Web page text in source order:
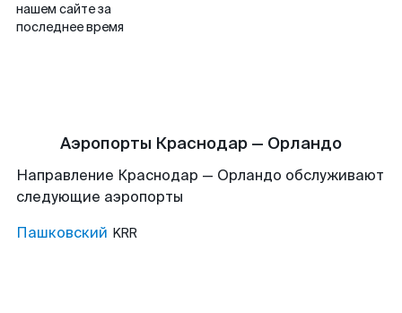
нашем сайте за
последнее время
Аэропорты Краснодар — Орландо
Направление Краснодар — Орландо обслуживают
следующие аэропорты
Пашковский KRR